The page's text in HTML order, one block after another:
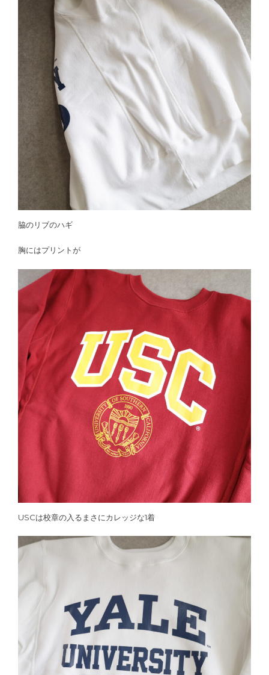
脇のリブのハギ
胸にはプリントが
USCは校章の入るまさにカレッジな1着